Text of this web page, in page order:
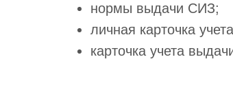
нормы выдачи СИЗ;
личная карточка
карточка учета